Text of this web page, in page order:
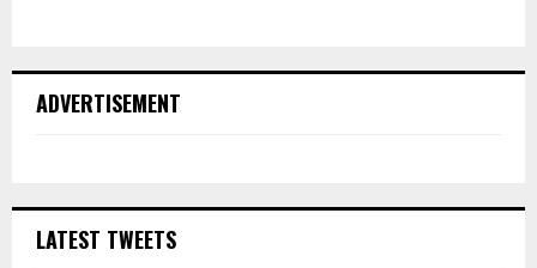
ADVERTISEMENT
LATEST TWEETS